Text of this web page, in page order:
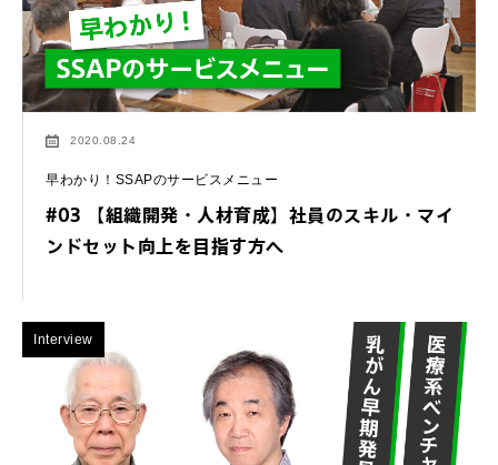
2020.08.24
早わかり！SSAPのサービスメニュー
#03 【組織開発・人材育成】社員のスキル・マイ
ンドセット向上を目指す方へ
Interview